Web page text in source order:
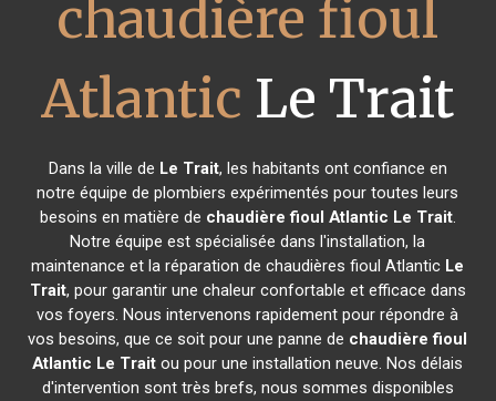
chaudière fioul
Atlantic Le Trait
Dans la ville de Le Trait, les habitants ont confiance en
notre équipe de plombiers expérimentés pour toutes leurs
besoins en matière de chaudière fioul Atlantic Le Trait.
Notre équipe est spécialisée dans l'installation, la
maintenance et la réparation de chaudières fioul Atlantic Le
Trait, pour garantir une chaleur confortable et efficace dans
vos foyers. Nous intervenons rapidement pour répondre à
vos besoins, que ce soit pour une panne de chaudière fioul
Atlantic Le Trait ou pour une installation neuve. Nos délais
d'intervention sont très brefs, nous sommes disponibles